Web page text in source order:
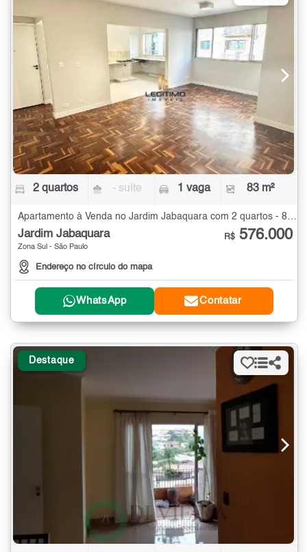
2 quartos - suíte 1 vaga 83 m²
Jardim Jabaquara
Zona Sul - São Paulo
Endereço no círculo do mapa
R$ 576.000
WhatsApp Contatar
Destaque